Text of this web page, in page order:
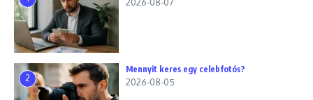
2
Mennyit keres egy celebfotós?
2026-08-05